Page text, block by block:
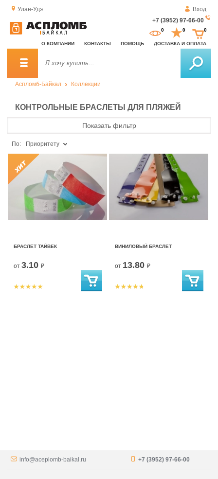
Улан-Удэ
Вход
+7 (3952) 97-66-00
О КОМПАНИИ КОНТАКТЫ ПОМОЩЬ ДОСТАВКА И ОПЛАТА
0 0 0
Аспломб-Байкал Коллекции
КОНТРОЛЬНЫЕ БРАСЛЕТЫ ДЛЯ ПЛЯЖЕЙ
Показать фильтр
По: Приоритету
БРАСЛЕТ ТАЙВЕК
от 3.10 ₽
ВИНИЛОВЫЙ БРАСЛЕТ
от 13.80 ₽
info@aceplomb-baikal.ru +7 (3952) 97-66-00